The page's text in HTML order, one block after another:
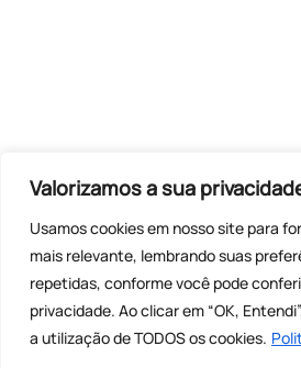
Valorizamos a sua
Usamos cookies em nosso site para
mais relevante, lembrando suas
repetidas, conforme você pode
privacidade. Ao clicar em “OK,
a utilização de TODOS os cookies.